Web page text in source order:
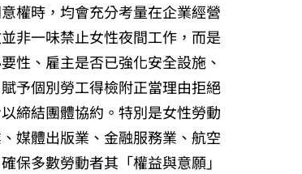
權時，均會充分考量在企業經營
非一味禁止女性夜間工作，而是
性、雇主是否已強化安全設施、
予個別勞工得檢附正當理由拒絕
締結團體協約。特別是女性勞動
媒體出版業、金融服務業、航空
保多數勞動者其「權益與意願」